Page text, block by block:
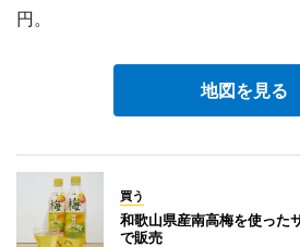
円。
地図を見る
買う
和歌山県産南高梅を使った
で販売